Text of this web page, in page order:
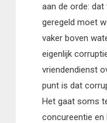
aan de orde:
geregeld moet
vaker boven
eigenlijk
vriendendienst
punt is dat
Het gaat soms
concureentie en